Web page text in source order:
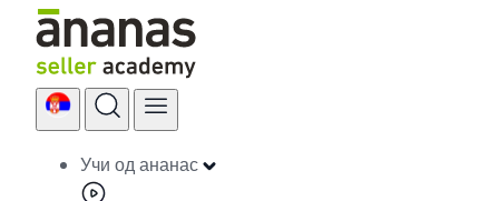
Skip
content
Учи од ананас